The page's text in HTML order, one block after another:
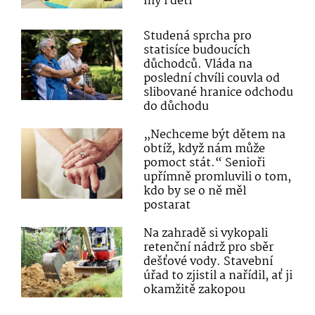
Studená sprcha pro
statisíce budoucích
důchodců. Vláda na
poslední chvíli couvla od
slibované hranice odchodu
do důchodu
„Nechceme být dětem na
obtíž, když nám může
pomoct stát.“ Senioři
upřímně promluvili o tom,
kdo by se o ně měl
postarat
Na zahradě si vykopali
retenční nádrž pro sběr
dešťové vody. Stavební
úřad to zjistil a nařídil, ať ji
okamžitě zakopou